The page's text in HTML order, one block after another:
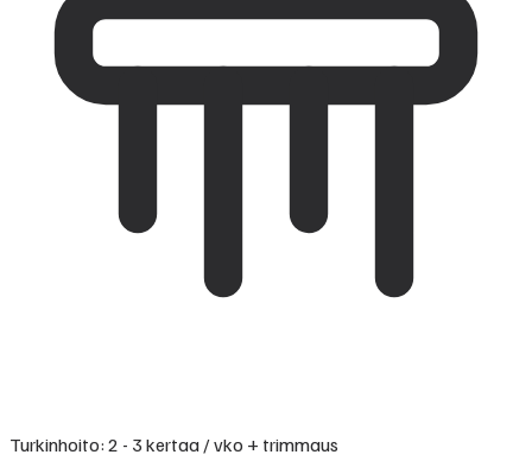
Turkinhoito: 2 - 3 kertaa / vko + trimmaus